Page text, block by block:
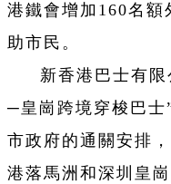
港鐵會增加160名額
助市民。
新香港巴士有
─皇崗跨境穿梭巴士
市政府的通關安排
港落馬洲和深圳皇